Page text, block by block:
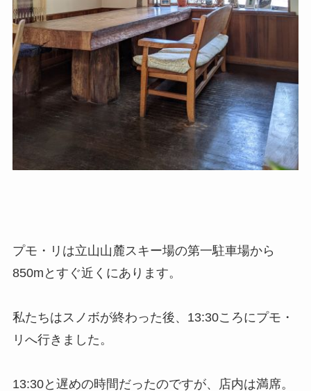
プモ・リは立山山麓スキー場の第一駐車場から
850mとすぐ近くにあります。
私たちはスノボが終わった後、13:30ころにプモ・
リへ行きました。
13:30と遅めの時間だったのですが、店内は満席。